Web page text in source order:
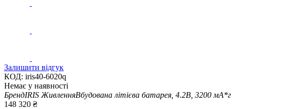
Залишити відгук
КОД: iris40-6020q
Немає у наявності
БрендIRIS ЖивленняВбудована літієва батарея, 4.2В, 3200 мА*г
148 320 ₴